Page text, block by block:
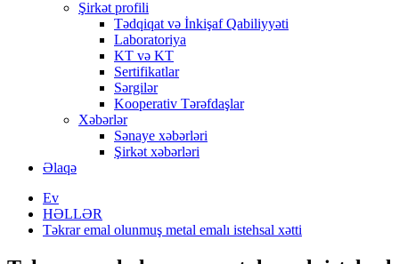
Şirkət profili
Tədqiqat və İnkişaf Qabiliyyəti
Laboratoriya
KT və KT
Sertifikatlar
Sərgilər
Kooperativ Tərəfdaşlar
Xəbərlər
Sənaye xəbərləri
Şirkət xəbərləri
Əlaqə
Ev
HƏLLƏR
Təkrar emal olunmuş metal emalı istehsal xətti